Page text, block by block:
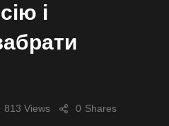
і
813 Views Shares
0